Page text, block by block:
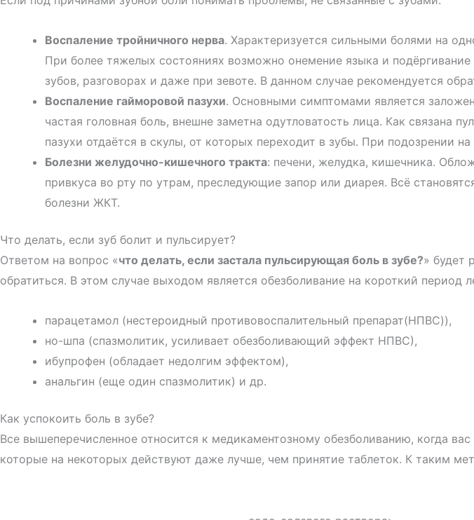
Воспаление тройничного нерва. Характеризуется сильными болями на
При более тяжелых состояниях возможно онемение языка и
зубов, разговорах и даже при зевоте. В данном случае рекомендуется
Воспаление гайморовой пазухи. Основными симптомами является
частая головная боль, внешне заметна одутловатость лица. Как связана
пазухи отдаётся в скулы, от которых переходит в зубы. При подозрении
Болезни желудочно-кишечного тракта: печени, желудка, кишечника.
привкуса во рту по утрам, преследующие запор или диарея. Всё
болезни ЖКТ.
Что делать, если зуб болит и пульсирует?
Ответом на вопрос «что делать, если застала пульсирующая боль в зубе?» будет
обратиться. В этом случае выходом является обезболивание на короткий период
парацетамол (нестероидный противовоспалительный препарат(НПВС)),
но-шпа (спазмолитик, усиливает обезболивающий эффект НПВС),
ибупрофен (обладает недолгим эффектом),
анальгин (еще один спазмолитик) и др.
Как успокоить боль в зубе?
Все вышеперечисленное относится к медикаментозному обезболиванию, когда
которые на некоторых действуют даже лучше, чем принятие таблеток. К таким